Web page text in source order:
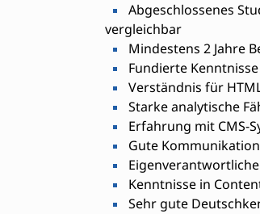
Abgeschlossenes
vergleichbar
Mindestens 2 Jahre
Fundierte
Verständnis für
Starke analytische
Erfahrung mit CMS-
Gute
Kenntnisse in
Sehr gute